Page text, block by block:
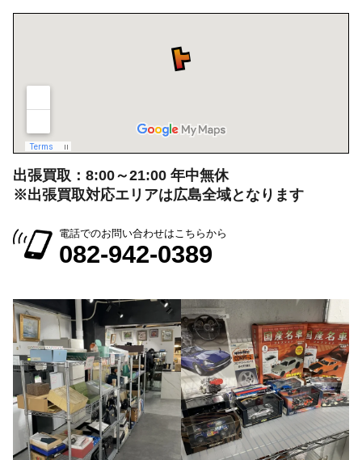
出張買取：8:00～21:00 年中無休
※出張買取対応エリアは広島全域となります
電話でのお問い合わせはこちらから
082-942-0389